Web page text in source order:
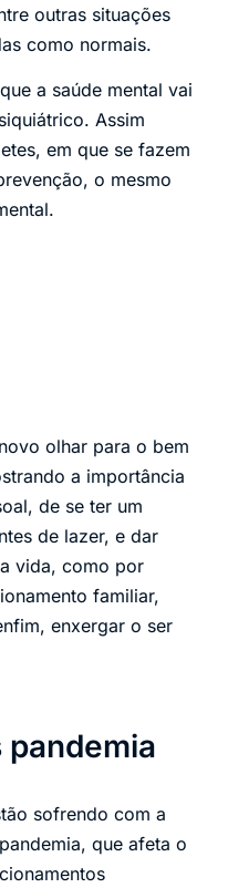
outras situações
como normais.
a saúde mental vai
Assim
em que se fazem
o mesmo
olhar para o bem
a importância
de se ter um
de lazer, e dar
vida, como por
familiar,
enxergar o ser
pandemia
sofrendo com a
que afeta o